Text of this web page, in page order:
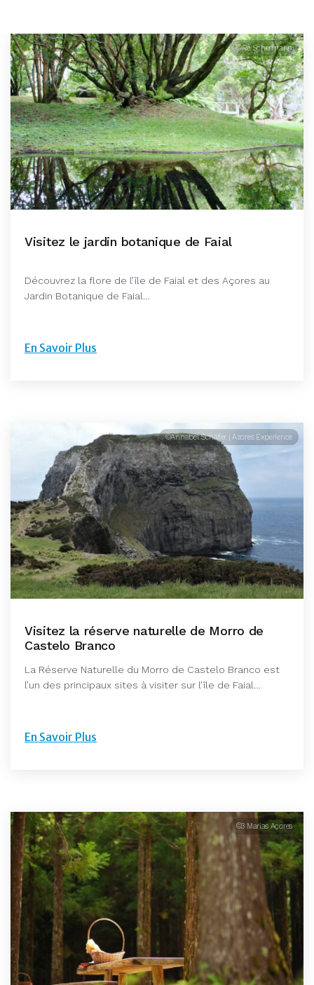
©Rê Schermann
Visitez le jardin botanique de Faial
Découvrez la flore de l’île de Faial et des Açores au
Jardin Botanique de Faial…
En Savoir Plus
©Annabel Schäfer | Azores Experience
Visitez la réserve naturelle de Morro de
Castelo Branco
La Réserve Naturelle du Morro de Castelo Branco est
l’un des principaux sites à visiter sur l’île de Faial…
En Savoir Plus
©3 Marias Açores